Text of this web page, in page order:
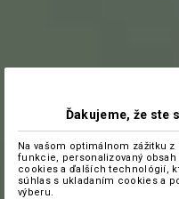
Ďakujeme, že ste
Na vašom optimálnom zážitku
funkcie, personalizovaný
cookies a ďalších technológií,
súhlas s ukladaním cookies a
výberu.